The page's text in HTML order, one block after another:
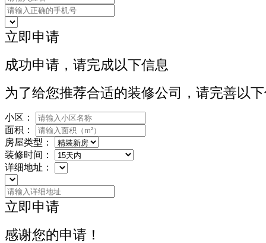
立即申请
成功申请，请完成以下信息
为了给您推荐合适的装修公司，请完善以
小区：
面积：
房屋类型：
装修时间：
详细地址：
立即申请
感谢您的申请！